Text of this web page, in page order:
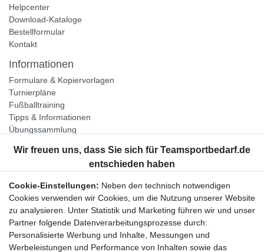
Helpcenter
Download-Kataloge
Bestellformular
Kontakt
Informationen
Formulare & Kopiervorlagen
Turnierpläne
Fußballtraining
Tipps & Informationen
Übungssammlung
Unternehmen
Widerrufsrecht
Bestellung widerrufen
Datenschutzerklärung
AGB
Cookie-Einstellungen: Neben den technisch notwendigen
Cookies verwenden wir Cookies, um die Nutzung unserer Website
zu analysieren. Unter Statistik und Marketing führen wir und unser
Partner folgende Datenverarbeitungsprozesse durch:
Personalisierte Werbung und Inhalte, Messungen und
Werbeleistungen und Performance von Inhalten sowie das